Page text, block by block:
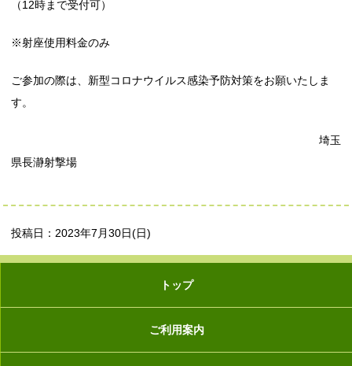
（12時まで受付可）
※射座使用料金のみ
ご参加の際は、新型コロナウイルス感染予防対策をお願いたしま
す。
埼玉
県長瀞射撃場
投稿日：2023年7月30日(日)
トップ
ご利用案内